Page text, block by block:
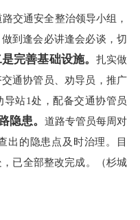
路交通安全整治领导小组，
到逢会必讲逢会必谈，切
完善基础设施。 扎实做
通协管员、劝导员，推广
导站1处，配备交通协管员
隐患。 道路专管员每周对
出的隐患点及时治理。目
已全部整改完成。（杉城